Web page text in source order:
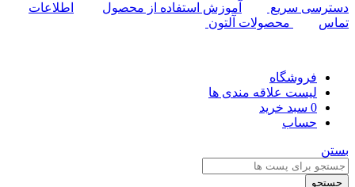
دسترسی سریع آموزش استفاده از محصول
اطلاعات
تماس
محصولات آلتون
فروشگاه
لیست علاقه مندی ها
0 سبد خرید
حساب
بستن
جستجو